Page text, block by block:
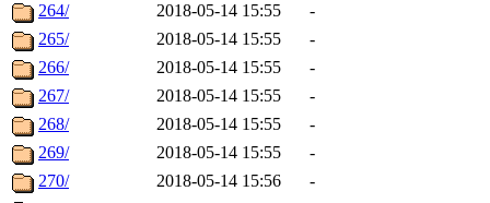
264/
2018-05-14 15:55
-
265/
2018-05-14 15:55
-
266/
2018-05-14 15:55
-
267/
2018-05-14 15:55
-
268/
2018-05-14 15:55
-
269/
2018-05-14 15:55
-
270/
2018-05-14 15:56
-